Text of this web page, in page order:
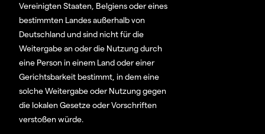
Vereinigten Staaten, Belgiens oder eines
bestimmten Landes außerhalb von
Deutschland und sind nicht für die
Weitergabe an oder die Nutzung durch
eine Person in einem Land oder einer
Gerichtsbarkeit bestimmt, in dem eine
solche Weitergabe oder Nutzung gegen
die lokalen Gesetze oder Vorschriften
verstoßen würde.